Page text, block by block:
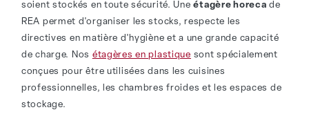
soient stockés en toute sécurité. Uneétagère horeca de
REA permet d'organiser les stocks, respecte les
directives en matière d'hygiène et a une grande capacité
de charge. Nos étagères en plastique sont spécialement
conçues pour être utilisées dans les cuisines
professionnelles, les chambres froides et les espaces de
stockage.